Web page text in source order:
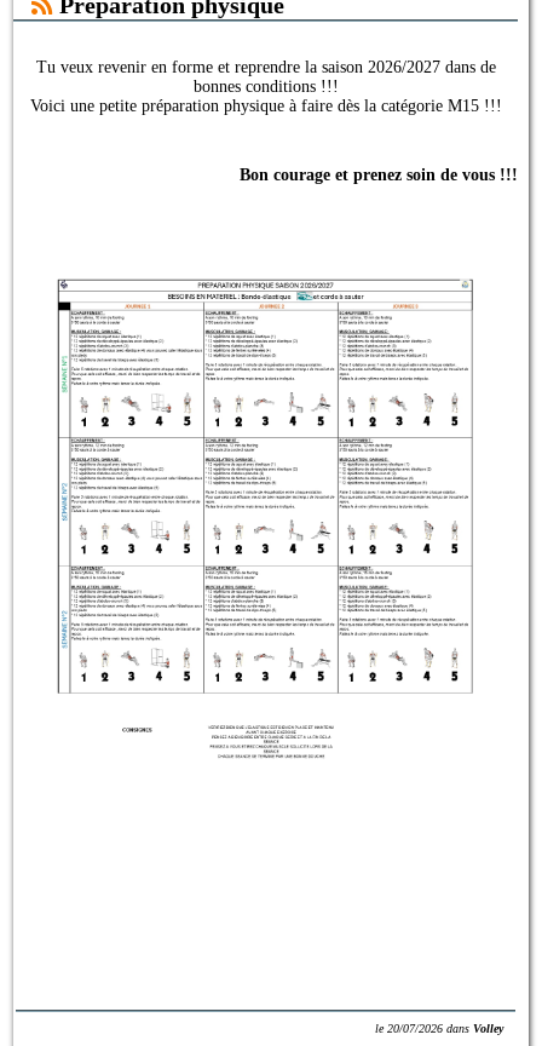
Tu veux revenir en forme et reprendre la saison 2026/2027 dans de
bonnes conditions !!!
Voici une petite préparation physique à faire dès la catégorie M15 !!!
Bon courage et prenez soin de vous !!!
le20/07/2026 dansVolley